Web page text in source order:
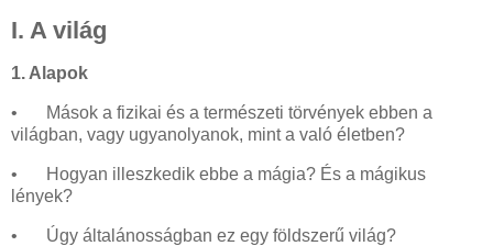
I. A világ
1. Alapok
•
Mások a fizikai és a természeti törvények ebben a
világban, vagy ugyanolyanok, mint a való életben?
•
Hogyan illeszkedik ebbe a mágia? És a mágikus
lények?
• Úgy általánosságban ez egy földszerű világ?